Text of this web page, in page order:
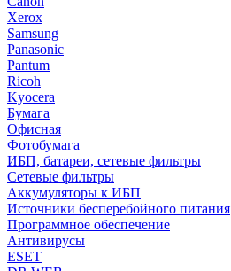
Xerox
Samsung
Panasonic
Pantum
Ricoh
Kyocera
Бумага
Офисная
Фотобумага
ИБП, батареи, сетевые фильтры
Сетевые фильтры
Аккумуляторы к ИБП
Источники бесперебойного питания
Программное обеспечение
Антивирусы
ESET